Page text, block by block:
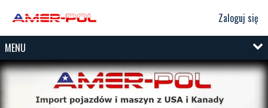
Zaloguj się
MENU